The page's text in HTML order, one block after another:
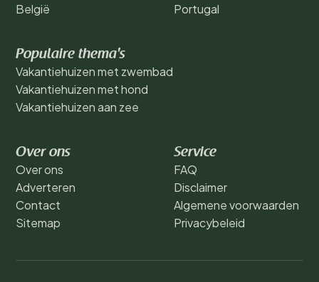
België
Portugal
Populaire thema's
Vakantiehuizen met zwembad
Vakantiehuizen met hond
Vakantiehuizen aan zee
Over ons
Over ons
Adverteren
Contact
Sitemap
Service
FAQ
Disclaimer
Algemene voorwaarden
Privacybeleid